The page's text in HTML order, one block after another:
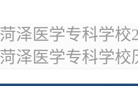
菏泽医学专科学校
菏泽医学专科学